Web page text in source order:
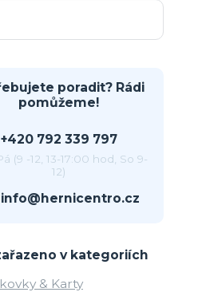
poradit? Rádi
pomůžeme!
+420 792 339 797
(9 -12, 13-17:00 hod, So 9-
12)
info@hernicentro.cz
v kategoriích
& Karty